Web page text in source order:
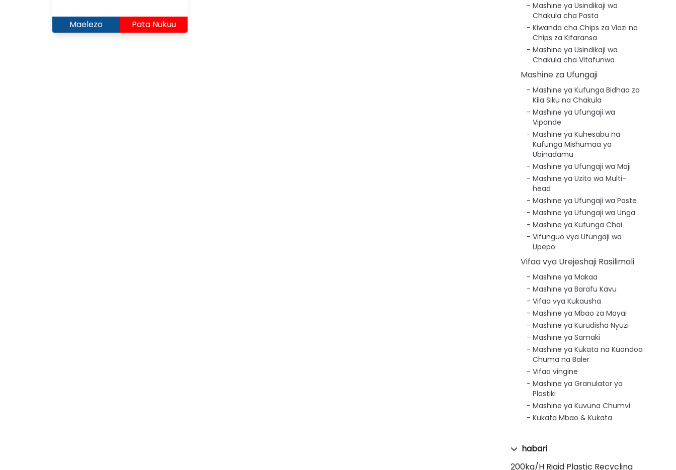
Mashine ya Usindikaji wa
Chakula cha Pasta
Kiwanda cha Chips za Viazi na
Chips za Kifaransa
Mashine ya Usindikaji wa
Chakula cha Vitafunwa
Mashine za Ufungaji
Mashine ya Kufunga Bidhaa za
Kila Siku na Chakula
Mashine ya Ufungaji wa
Vipande
Mashine ya Kuhesabu na
Kufunga Mishumaa ya
Ubinadamu
Mashine ya Ufungaji wa Maji
Mashine ya Uzito wa Multi-
head
Mashine ya Ufungaji wa Paste
Mashine ya Ufungaji wa Unga
Mashine ya Kufunga Chai
Vifunguo vya Ufungaji wa
Upepo
Vifaa vya Urejeshaji Rasilimali
Mashine ya Makaa
Mashine ya Barafu Kavu
Vifaa vya Kukausha
Mashine ya Mbao za Mayai
Mashine ya Kurudisha Nyuzi
Mashine ya Samaki
Mashine ya Kukata na Kuondoa
Chuma na Baler
Vifaa vingine
Mashine ya Granulator ya
Plastiki
Mashine ya Kuvuna Chumvi
Kukata Mbao & Kukata
habari
200kg/h Rigid Plastic Recycling
Maelezo Pata Nukuu